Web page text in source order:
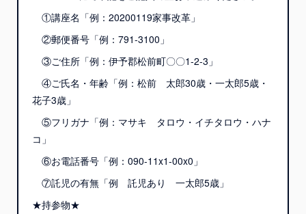
①講座名「例：20200119家事改革」
②郵便番号「例：791-3100」
③ご住所「例：伊予郡松前町〇〇1-2-3」
④ご氏名・年齢「例：松前 太郎30歳・一太郎5歳・
花子3歳」
⑤フリガナ「例：マサキ タロウ・イチタロウ・ハナ
コ」
⑥お電話番号「例：090-11x1-00x0」
⑦託児の有無「例 託児あり 一太郎5歳」
★持参物★